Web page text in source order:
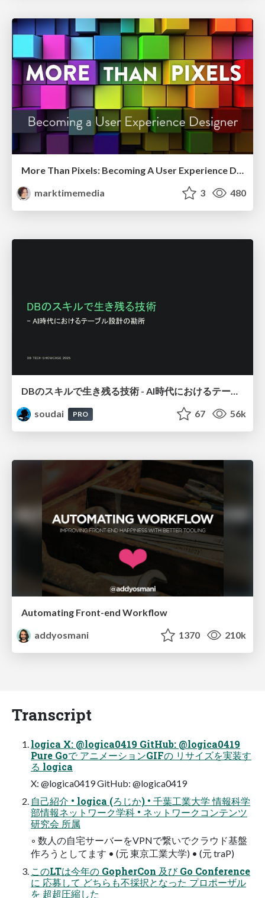
More Than Pixels: Becoming A User Experience Designer
marktimemedia
3 480
DBのスキルで生き残る技術 - AI時代におけるテーブル設計の勘所
soudai
PRO 67 56k
Automating Front-end Workflow
addyosmani
1370 210k
Transcript
logica X: @logica0419 GitHub: @logica0419
Pure Goで アニメーションGIFの リサイズを実装す
る logica
X: @logica0419 GitHub: @logica0419
自己紹介 • logica (ろじか) • 千葉工業大学 情報科学
部情報ネットワーク学科 • ネットワークコンテンツ
研究会 所属
◦ 数人の自宅サーバーをVPNで繋いでクラウド基盤
作ろうとしてます • (元 東京工業大学) • (元 traP)
このLTは今年の GopherCon 及び Go Conference
に 応募して どちらも不採択となった プロポーザル
を 超超圧縮した